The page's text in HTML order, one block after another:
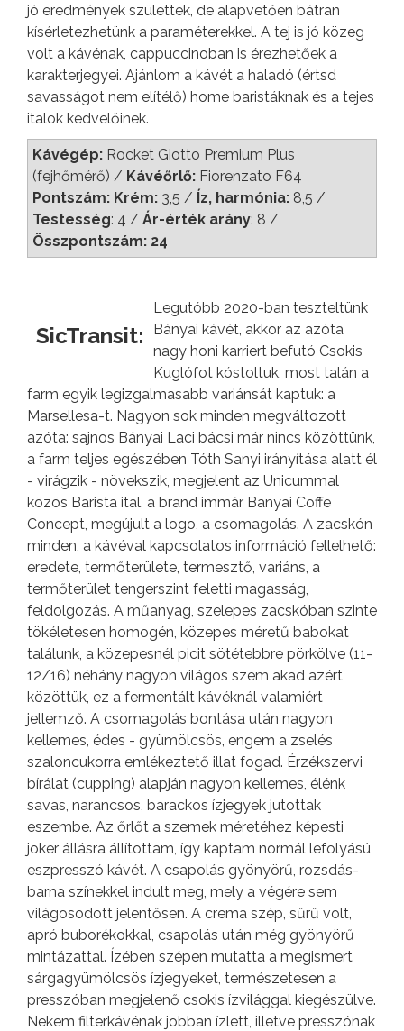
jó eredmények születtek, de alapvetően bátran
kísérletezhetünk a paraméterekkel. A tej is jó közeg
volt a kávénak, cappuccinoban is érezhetőek a
karakterjegyei. Ajánlom a kávét a haladó (értsd
savasságot nem elítélő) home baristáknak és a tejes
italok kedvelőinek.
Kávégép: Rocket Giotto Premium Plus
(fejhőmérő) / Kávéőrlő: Fiorenzato F64
Pontszám: Krém: 3,5 / Íz, harmónia: 8,5 /
Testesség: 4 / Ár-érték arány: 8 /
Összpontszám: 24
SicTransit:
Legutóbb 2020-ban teszteltünk
Bányai kávét, akkor az azóta
nagy honi karriert befutó Csokis
Kuglófot kóstoltuk, most talán a
farm egyik legizgalmasabb variánsát kaptuk: a
Marsellesa-t. Nagyon sok minden megváltozott
azóta: sajnos Bányai Laci bácsi már nincs közöttünk,
a farm teljes egészében Tóth Sanyi irányítása alatt él
- virágzik - növekszik, megjelent az Unicummal
közös Barista ital, a brand immár Banyai Coffe
Concept, megújult a logo, a csomagolás. A zacskón
minden, a kávéval kapcsolatos információ fellelhető:
eredete, termőterülete, termesztő, variáns, a
termőterület tengerszint feletti magasság,
feldolgozás. A műanyag, szelepes zacskóban szinte
tökéletesen homogén, közepes méretű babokat
találunk, a közepesnél picit sötétebbre pörkölve (11-
12/16) néhány nagyon világos szem akad azért
közöttük, ez a fermentált kávéknál valamiért
jellemző. A csomagolás bontása után nagyon
kellemes, édes - gyümölcsös, engem a zselés
szaloncukorra emlékeztető illat fogad. Érzékszervi
bírálat (cupping) alapján nagyon kellemes, élénk
savas, narancsos, barackos ízjegyek jutottak
eszembe. Az őrlőt a szemek méretéhez képesti
joker állásra állítottam, így kaptam normál lefolyású
eszpresszó kávét. A csapolás gyönyörű, rozsdás-
barna színekkel indult meg, mely a végére sem
világosodott jelentősen. A crema szép, sűrű volt,
apró buborékokkal, csapolás után még gyönyörű
mintázattal. Ízében szépen mutatta a megismert
sárgagyümölcsös ízjegyeket, természetesen a
presszóban megjelenő csokis ízvilággal kiegészülve.
Nekem filterkávénak jobban ízlett, illetve presszónak